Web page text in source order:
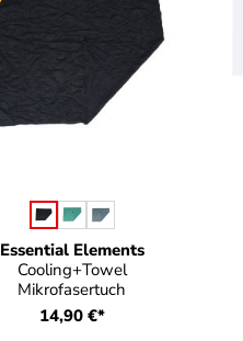
Essential Elements
Cooling+Towel
Mikrofasertuch
auswählen
14,90 €*